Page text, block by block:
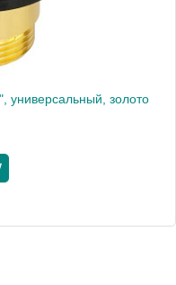
универсальный, золото